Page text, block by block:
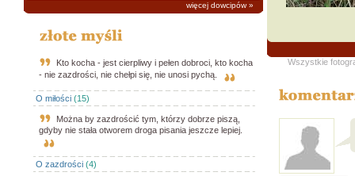
więcej dowcipów»
Kto kocha - jest cierpliwy i pełen dobroci, kto kocha
- nie zazdrości, nie chełpi się, nie unosi pychą.
O miłości (15)
Można by zazdrościć tym, którzy dobrze piszą,
gdyby nie stała otworem droga pisania jeszcze lepiej.
O zazdrości (4)
Wszystkie